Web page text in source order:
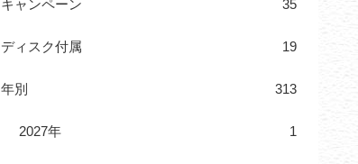
キャンペーン 35
ディスク付属 19
年別 313
2027年 1